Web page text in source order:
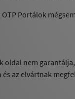
OTP Portálok
oldal nem
és az elvártnak